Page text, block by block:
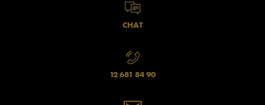
CHAT
12 681 84 90